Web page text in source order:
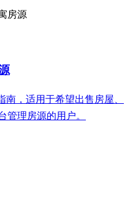
房源
南，适用于希望出售房屋、
管理房源的用户。